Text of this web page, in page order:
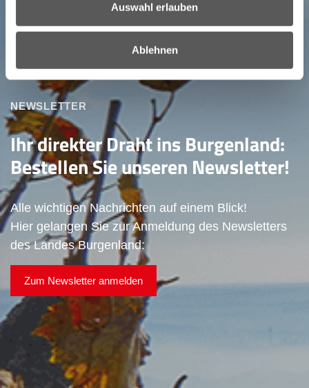
Auswahl erlauben
Ablehnen
NEWSLETTER
Ihr direkter Draht ins Burgenland:
Bestellen Sie unseren Newsletter!
Alle wichtigen Nachrichten auf einem Blick!
Hier gelangen Sie zur Anmeldung des Newsletters
des Landes Burgenland:
Zum Newsletter anmelden